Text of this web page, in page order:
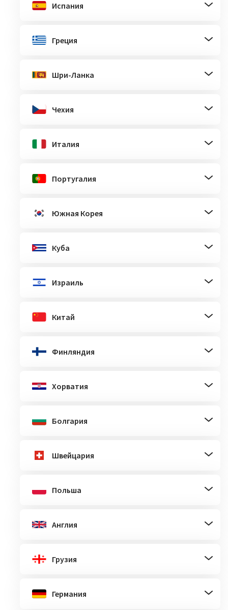
Испания
Греция
Шри-Ланка
Чехия
Италия
Португалия
Южная Корея
Куба
Израиль
Китай
Финляндия
Хорватия
Болгария
Швейцария
Польша
Англия
Грузия
Германия